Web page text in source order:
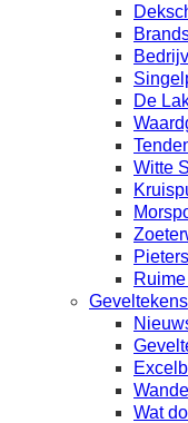
De
Witte
Geveltekens
Wat